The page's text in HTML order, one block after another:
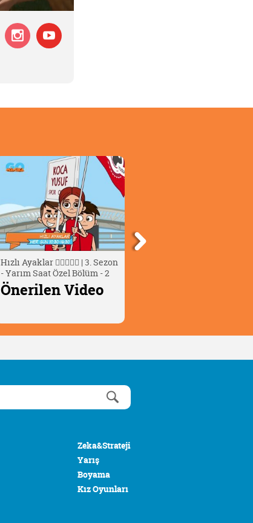
Hızlı Ayaklar 🏃🏻‍♂️🏃‍♀️ | 3. Sezon
- Yarım Saat Özel Bölüm - 2
Önerilen Video
Zeka&Strateji
Yarış
Boyama
Kız Oyunları